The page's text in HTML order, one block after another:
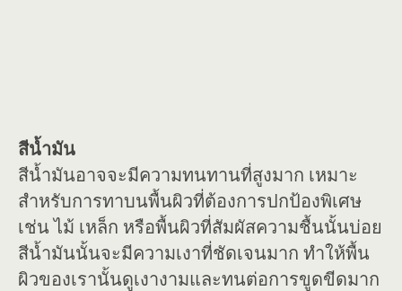
สีน้ำมัน
สีน้ำมันอาจจะมีความทนทานที่สูงมาก เหมาะ
สำหรับการทาบนพื้นผิวที่ต้องการปกป้องพิเศษ
เช่น ไม้ เหล็ก หรือพื้นผิวที่สัมผัสความชื้นนั้นบ่อย
สีน้ำมันนั้นจะมีความเงาที่ชัดเจนมาก ทำให้พื้น
ผิวของเรานั้นดูเงางามและทนต่อการขูดขีดมาก